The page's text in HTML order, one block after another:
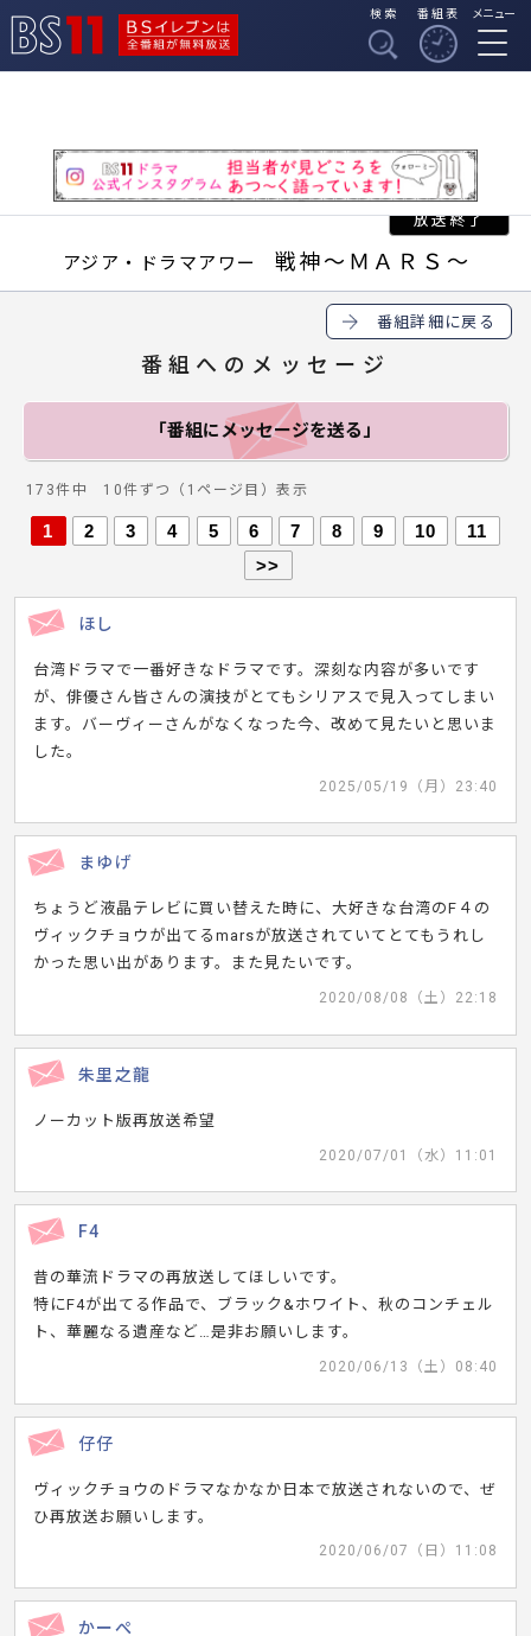
BSイレブンは全番組
検索 番組表 メニュー
アジア・ドラマアワー 戦神～ＭＡＲＳ～
番組詳細に戻る
番組へのメッセージ
「番組にメッセージを送る」
173件中 10件ずつ（1ページ目）表示
1 2 3 4 5 6 7 8 9 10
11
>>
ほし
台湾ドラマで一番好きなドラマです。深刻な内容が多いです
が、俳優さん皆さんの演技がとてもシリアスで見入ってしまい
ます。バーヴィーさんがなくなった今、改めて見たいと思いま
した。
2025/05/19（月）23:40
まゆげ
ちょうど液晶テレビに買い替えた時に、大好きな台湾のF４の
ヴィックチョウが出てるmarsが放送されていてとてもうれし
かった思い出があります。また見たいです。
2020/08/08（土）22:18
朱里之龍
ノーカット版再放送希望
2020/07/01（水）11:01
F4
昔の華流ドラマの再放送してほしいです。
特にF4が出てる作品で、ブラック&ホワイト、秋のコンチェル
ト、華麗なる遺産など…是非お願いします。
2020/06/13（土）08:40
仔仔
ヴィックチョウのドラマなかなか日本で放送されないので、ぜ
ひ再放送お願いします。
2020/06/07（日）11:08
かーぺ